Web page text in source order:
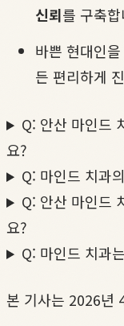
신뢰를 구축
바쁜 현대인
든 편리하게
Q: 안산 마인드
요?
Q: 마인드 치과
Q: 안산 마인드
요?
Q: 마인드 치과
본 기사는 2026년